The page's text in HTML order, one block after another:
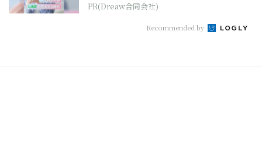
PR(Dreaw合同会社)
Recommended by